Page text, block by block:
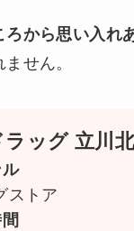
ろから思い入れ
せん。
ッグ 立川
ストア